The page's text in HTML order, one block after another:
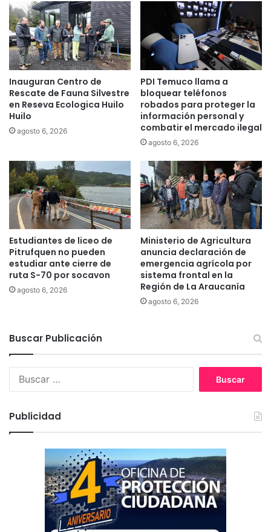
n
a
l
s
o
b
e
p
l
a
s
d
e
r
g
e
n
v
i
o
b
o
l
c
a
í
d
o
e
n
l
r
u
t
a
r
a
c
a
u
-
r
Inauguran Centro de
Rescate de Fauna Silvestre
en Reseva Ecologica Huilo
Huilo
agosto 6, 2026
PDI Temuco llama a
bloquear teléfonos
robados para proteger la
información personal y
combatir el mercado ilegal
agosto 6, 2026
Estudiantes de liceo de
Pitrufquen no pueden
estudiar ante cierre de
ruta S-70 por socavon
agosto 6, 2026
Ministerio de Agricultura
anuncia declaración de
emergencia agrícola por
sistema frontal en la
Región de La Araucanía
agosto 6, 2026
Buscar Publicación
:
Publicidad